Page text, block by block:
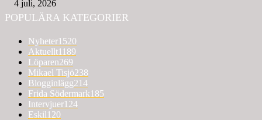
4 juli, 2026
POPULÄRA KATEGORIER
Nyheter1520
Aktuellt1189
Löparen269
Mikael Tisjö238
Blogginlägg214
Frida Södermark185
Intervjuer124
Eskil120